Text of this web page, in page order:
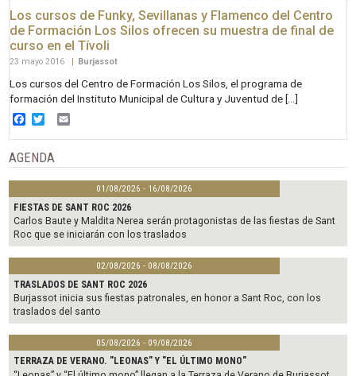
Los cursos de Funky, Sevillanas y Flamenco del Centro
de Formación Los Silos ofrecen su muestra de final de
curso en el Tívoli
23 mayo 2016 Burjassot
Los cursos del Centro de Formación Los Silos, el programa de
formación del Instituto Municipal de Cultura y Juventud de […]
Facebook
Twitter
AGENDA
01/08/2026 - 16/08/2026
FIESTAS DE SANT ROC 2026
Carlos Baute y Maldita Nerea serán protagonistas de las fiestas de Sant
Roc que se iniciarán con los traslados
02/08/2026 - 08/08/2026
TRASLADOS DE SANT ROC 2026
Burjassot inicia sus fiestas patronales, en honor a Sant Roc, con los
traslados del santo
05/08/2026 - 09/08/2026
TERRAZA DE VERANO. "LEONAS" Y "EL ÚLTIMO MONO"